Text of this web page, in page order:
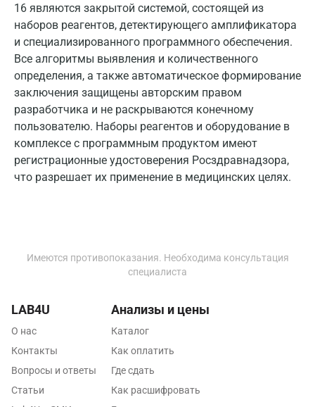
16 являются закрытой системой, состоящей из
наборов реагентов, детектирующего амплификатора
и специализированного программного обеспечения.
Все алгоритмы выявления и количественного
определения, а также автоматическое формирование
заключения защищены авторским правом
разработчика и не раскрываются конечному
пользователю. Наборы реагентов и оборудование в
комплексе с программным продуктом имеют
регистрационные удостоверения Росздравнадзора,
что разрешает их применение в медицинских целях.
Имеются противопоказания. Необходима консультация
специалиста
LAB4U
О нас
Контакты
Вопросы и ответы
Статьи
Анализы и цены
Каталог
Как оплатить
Где сдать
Как расшифровать